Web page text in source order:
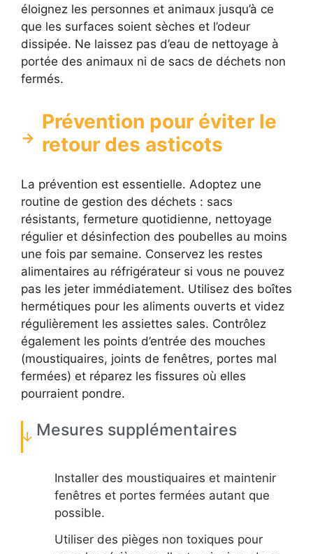
éloignez les personnes et animaux jusqu’à ce
que les surfaces soient sèches et l’odeur
dissipée. Ne laissez pas d’eau de nettoyage à
portée des animaux ni de sacs de déchets non
fermés.
Prévention pour éviter le
retour des asticots
La prévention est essentielle. Adoptez une
routine de gestion des déchets : sacs
résistants, fermeture quotidienne, nettoyage
régulier et désinfection des poubelles au moins
une fois par semaine. Conservez les restes
alimentaires au réfrigérateur si vous ne pouvez
pas les jeter immédiatement. Utilisez des boîtes
hermétiques pour les aliments ouverts et videz
régulièrement les assiettes sales. Contrôlez
également les points d’entrée des mouches
(moustiquaires, joints de fenêtres, portes mal
fermées) et réparez les fissures où elles
pourraient pondre.
Mesures supplémentaires
Installer des moustiquaires et maintenir
fenêtres et portes fermées autant que
possible.
Utiliser des pièges non toxiques pour